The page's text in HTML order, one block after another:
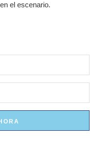
el escenario.